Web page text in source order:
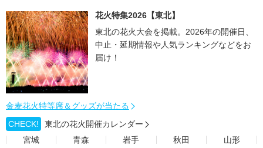
花火特集2026【東北】
東北の花火大会を掲載。2026年の開催日、
中止・延期情報や人気ランキングなどをお
届け！
金麦花火特等席＆グッズが当たる
CHECK!
東北の花火開催カレンダー
宮城
青森 岩手 秋田
山形